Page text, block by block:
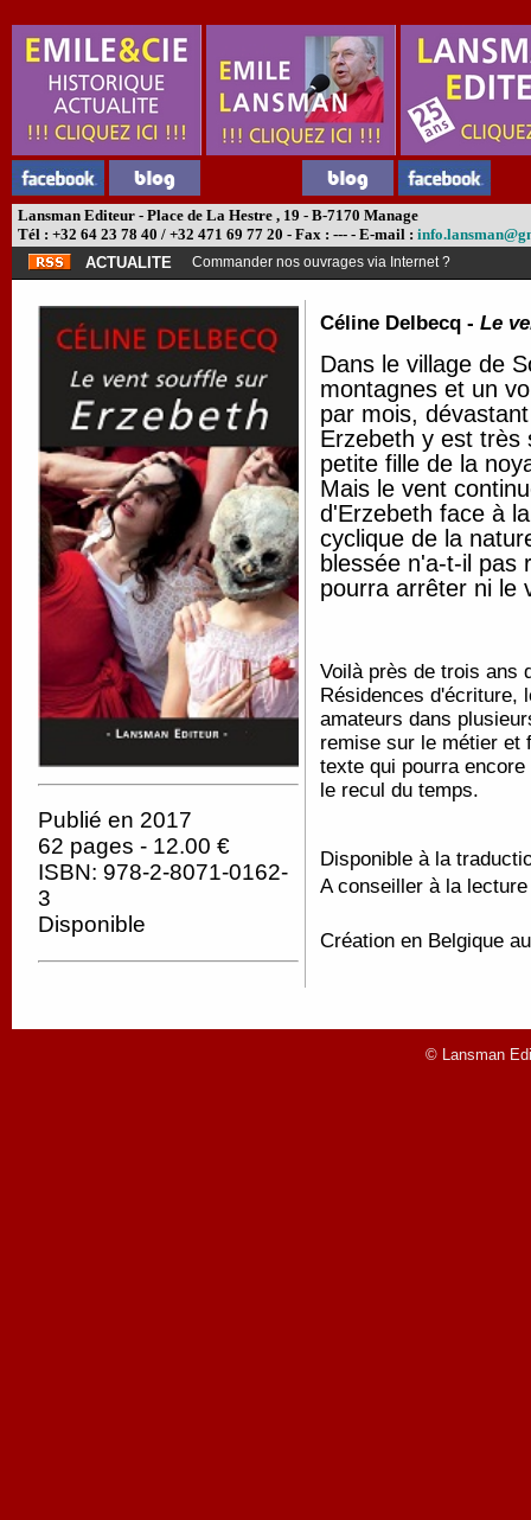
Lansman Editeur - Place de La Hestre , 19 - B-7170 Manage
Tél : +32 64 23 78 40 / +32 471 69 77 20 - Fax : --- - E-mail :
ACTUALITE
Commander nos ouvrages via Internet ?
Publié en 2017
62 pages - 12.00 €
ISBN: 978-2-8071-0162-
3
Disponible
Céline Delbecq - Le
Dans le village de
montagnes et un
par mois,
Erzebeth y est très
petite fille de la
Mais le vent
d'Erzebeth face à
cyclique de la
blessée n'a-t-il pas
pourra arrêter ni le
Voilà près de trois ans
Résidences d'écriture,
amateurs dans
remise sur le métier et
texte qui pourra
le recul du temps.
Disponible à la
A conseiller à la
Création en Belgique
© Lansman